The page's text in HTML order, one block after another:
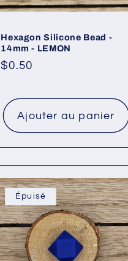
Hexagon Silicone Bead -
14mm - LEMON
Prix
$0.50
Ajouter au panier
Épuisé